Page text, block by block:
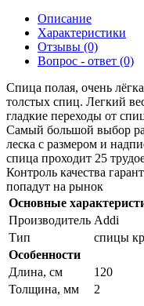
Описание
Характеристики
Отзывы (0)
Вопрос - ответ (0)
Спица полая, очень
толстых спиц. Легкий
гладкие переходы от
Самый большой выбор
леска с размером и
спица проходит 25
Контроль качества
попадут на рынок
Основные
Производитель Addi
Тип
спицы
Особенности
Длина, см
120
Толщина, мм
2